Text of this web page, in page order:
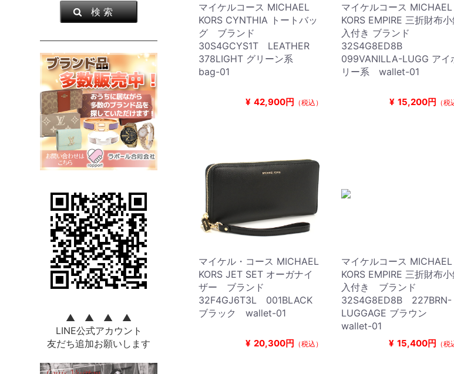
検 索
▲ ▲ ▲ ▲
LINE公式アカウント
友だち追加お願いします
マイケルコース MICHAEL
KORS CYNTHIA トートバッ
グ ブランド
30S4GCYS1T LEATHER
378LIGHT グリーン系
bag-01
¥ 42,900円 （税込）
マイケルコース MICHAEL
KORS EMPIRE 三折財布
入付き ブランド
32S4G8ED8B
099VANILLA-LUGG アイ
リー系 wallet-01
¥ 15,200円 （税
マイケル・コース MICHAEL
KORS JET SET オーガナイ
ザー ブランド
32F4GJ6T3L 001BLACK
ブラック wallet-01
¥ 20,300円 （税込）
マイケルコース MICHAEL
KORS EMPIRE 三折財布
入付き ブランド
32S4G8ED8B 227BRN-
LUGGAGE ブラウン
wallet-01
¥ 15,400円 （税